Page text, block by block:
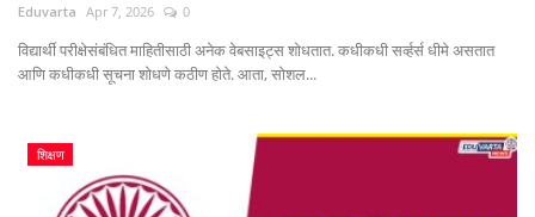
Eduvarta Apr 7, 2026 0
विद्यार्थी परीक्षेसंबंधित माहितीसाठी अनेक वेबसाइट्स शोधतात. कधीकधी सर्व्हर्स धीमे असतात
आणि कधीकधी सूचना शोधणे कठीण होते. आता, सोशल...
शिक्षण